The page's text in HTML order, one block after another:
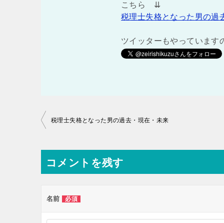
こちら ⇊
税理士失格となった男の過
ツイッターもやっています
投
ナ
ビ
ー
税理士失格となった男の過去・現在・未来
コメントを残す
名前 必須